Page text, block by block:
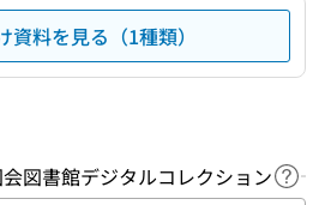
資料を見る（1種類）
図書館デジタルコレクション ヘ